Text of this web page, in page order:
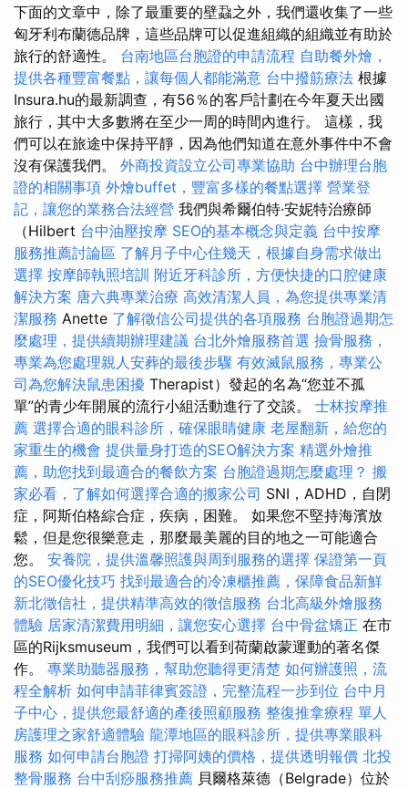
下面的文章中，除了最重要的壁蝨之外，我們還收集了一些
匈牙利布蘭德品牌，這些品牌可以促進組織的組織並有助於
旅行的舒適性。 台南地區台胞證的申請流程 自助餐外燴，
提供各種豐富餐點，讓每個人都能滿意 台中撥筋療法 根據
Insura.hu的最新調查，有56％的客戶計劃在今年夏天出國
旅行，其中大多數將在至少一周的時間內進行。 這樣，我
們可以在旅途中保持平靜，因為他們知道在意外事件中不會
沒有保護我們。 外商投資設立公司專業協助 台中辦理台胞
證的相關事項 外燴buffet，豐富多樣的餐點選擇 營業登
記，讓您的業務合法經營 我們與希爾伯特·安妮特治療師
（Hilbert 台中油壓按摩 SEO的基本概念與定義 台中按摩
服務推薦討論區 了解月子中心住幾天，根據自身需求做出
選擇 按摩師執照培訓 附近牙科診所，方便快捷的口腔健康
解決方案 唐六典專業治療 高效清潔人員，為您提供專業清
潔服務 Anette 了解徵信公司提供的各項服務 台胞證過期怎
麼處理，提供續期辦理建議 台北外燴服務首選 撿骨服務，
專業為您處理親人安葬的最後步驟 有效滅鼠服務，專業公
司為您解決鼠患困擾 Therapist）發起的名為“您並不孤
單”的青少年開展的流行小組活動進行了交談。 士林按摩推
薦 選擇合適的眼科診所，確保眼睛健康 老屋翻新，給您的
家重生的機會 提供量身打造的SEO解決方案 精選外燴推
薦，助您找到最適合的餐飲方案 台胞證過期怎麼處理？ 搬
家必看，了解如何選擇合適的搬家公司 SNI，ADHD，自閉
症，阿斯伯格綜合症，疾病，困難。 如果您不堅持海濱放
鬆，但是您很樂意走，那麼最美麗的目的地之一可能適合
您。 安養院，提供溫馨照護與周到服務的選擇 保證第一頁
的SEO優化技巧 找到最適合的冷凍櫃推薦，保障食品新鮮
新北徵信社，提供精準高效的徵信服務 台北高級外燴服務
體驗 居家清潔費用明細，讓您安心選擇 台中骨盆矯正 在市
區的Rijksmuseum，我們可以看到荷蘭啟蒙運動的著名傑
作。 專業助聽器服務，幫助您聽得更清楚 如何辦護照，流
程全解析 如何申請菲律賓簽證，完整流程一步到位 台中月
子中心，提供您最舒適的產後照顧服務 整復推拿療程 單人
房護理之家舒適體驗 龍潭地區的眼科診所，提供專業眼科
服務 如何申請台胞證 打掃阿姨的價格，提供透明報價 北投
整骨服務 台中刮痧服務推薦 貝爾格萊德（Belgrade）位於